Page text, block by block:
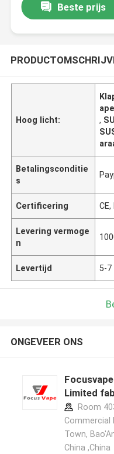
Beste prijs
Hoog licht:
,
Betalingsconditie
s
Certificering CE,
Levering vermoge
n
Levertijd 5-7
ONGEVEER ONS
Limited
Room
Commercial
Town,
China ,China